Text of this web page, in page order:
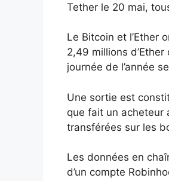
Tether le 20 mai,
Le Bitcoin et l’Ether
2,49 millions
journée de l’année
Une sortie est
que fait un acheteur
transférées sur les
Les données en
d’un compte